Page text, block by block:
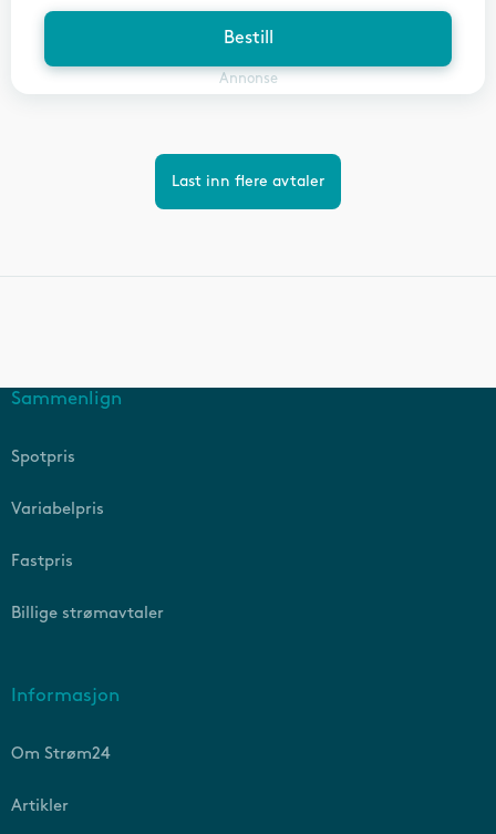
Bestill
Annonse
Last inn flere avtaler
Sammenlign
Spotpris
Variabelpris
Fastpris
Billige strømavtaler
Informasjon
Om Strøm24
Artikler